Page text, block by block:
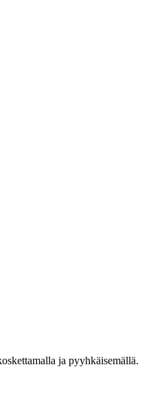
ja pyyhkäisemällä.